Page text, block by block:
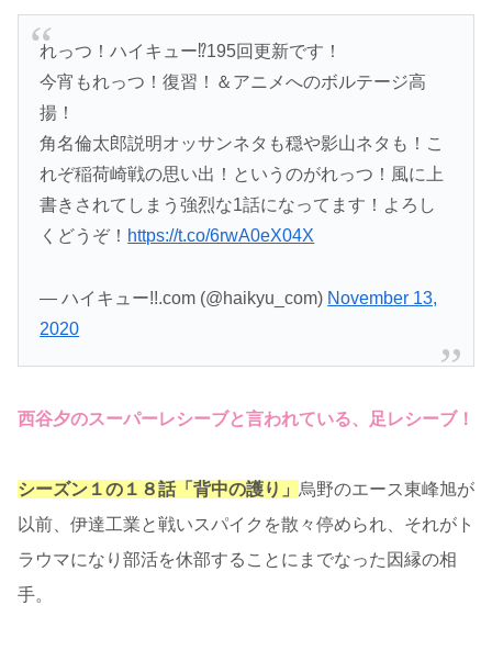
れっつ！ハイキュー⁉︎195回更新です！
今宵もれっつ！復習！＆アニメへのボルテージ高
揚！
角名倫太郎説明オッサンネタも穏や影山ネタも！こ
れぞ稲荷崎戦の思い出！というのがれっつ！風に上
書きされてしまう強烈な1話になってます！よろし
くどうぞ！ https://t.co/6rwA0eX04X
— ハイキュー!!.com (@haikyu_com) November 13,
2020
西谷夕のスーパーレシーブと言われている、足レシーブ！
シーズン１の１８話「背中の護り」 烏野のエース東峰旭が
以前、伊達工業と戦いスパイクを散々停められ、それがト
ラウマになり部活を休部することにまでなった因縁の相
手。